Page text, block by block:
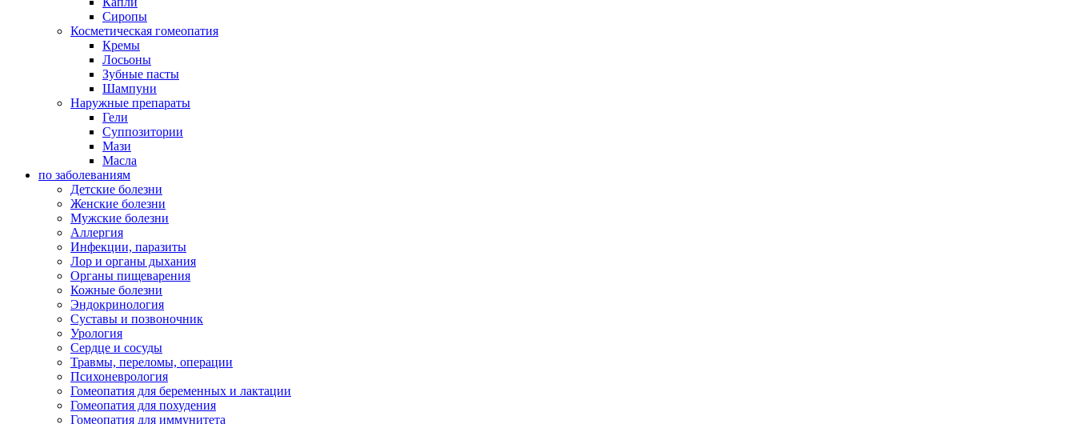
Сиропы
Косметическая гомеопатия
Кремы
Лосьоны
Зубные пасты
Шампуни
Наружные препараты
Гели
Суппозитории
Мази
Масла
по заболеваниям
Детские болезни
Женские болезни
Мужские болезни
Аллергия
Инфекции, паразиты
Лор и органы дыхания
Органы пищеварения
Кожные болезни
Эндокринология
Суставы и позвоночник
Урология
Сердце и сосуды
Травмы, переломы, операции
Психоневрология
Гомеопатия для беременных и лактации
Гомеопатия для похудения
Гомеопатия для иммунитета